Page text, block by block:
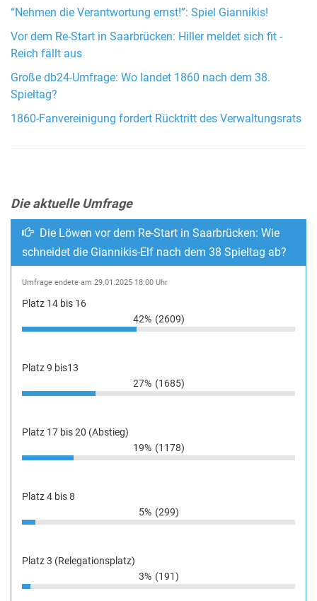
“Nehmen die Verantwortung ernst!”: Spiel Giannikis!
Vor dem Re-Start in Saarbrücken: Hiller meldet sich fit -
Reich fällt aus
Große db24-Umfrage: Wo landet 1860 nach dem 38.
Spieltag?
1860-Fanvereinigung fordert Rücktritt des Verwaltungsrats
Die aktuelle Umfrage
Die Löwen vor dem Re-Start in Saarbrücken: Wie
schneidet die Giannikis-Elf nach dem 38 Spieltag ab?
Umfrage endete am 29.01.2025 18:00 Uhr
Platz 14 bis 16
42% (2609)
Platz 9 bis13
27% (1685)
Platz 17 bis 20 (Abstieg)
19% (1178)
Platz 4 bis 8
5% (299)
Platz 3 (Relegationsplatz)
3% (191)